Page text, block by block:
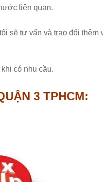
liên quan.
sẽ tư vấn và trao đổi thêm
có nhu cầu.
3 TPHCM: